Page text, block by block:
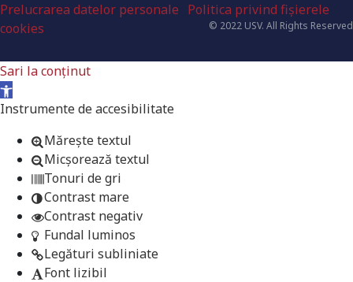
Prelucrarea datelor personale Politica privind fișierele
cookies
© 2022 USV. All Rights Reserved
Sari la conținut
Deschide bara de unelte
Instrumente de accesibilitate
Mărește textul
Micșorează textul
Tonuri de gri
Contrast mare
Contrast negativ
Fundal luminos
Legături subliniate
Font lizibil